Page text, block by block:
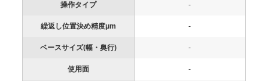
操作タイプ -
繰返し位置決め精度μm -
ベースサイズ(幅・奥行) -
使用面 -